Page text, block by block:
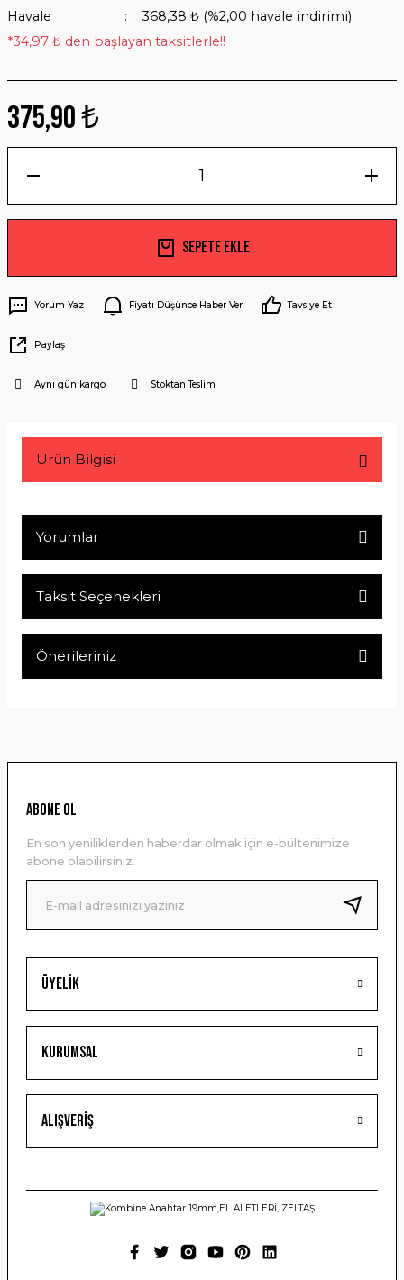
Havale
368,38 ₺ (%2,00 havale indirimi)
*34,97 ₺ den başlayan taksitlerle!!
375,90 ₺
Sepete Ekle
Yorum Yaz Fiyatı Düşünce Haber Ver Tavsiye Et
Paylaş
Aynı gün kargo Stoktan Teslim
Ürün Bilgisi
Yorumlar
Taksit Seçenekleri
Önerileriniz
Ürün resmi kalitesiz, bozuk veya görüntülenemiyor.
Ürün bilgilerinde hatalar bulunuyor.
Ürün fiyatı diğer sitelerden daha pahalı.
Bu ürüne benzer farklı alternatifler olmalı.
Gönder
Üyelik
Kurumsal
Alışveriş
ABONE OL
En son yeniliklerden haberdar olmak için e-bültenimize
abone olabilirsiniz.